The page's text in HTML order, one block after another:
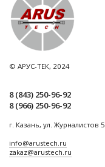
© АРУС-ТЕК, 2024
8 (843) 250-96-92
8 (966) 250-96-92
г. Казань, ул. Журналистов
info@arustech.ru
zakaz@arustech.ru